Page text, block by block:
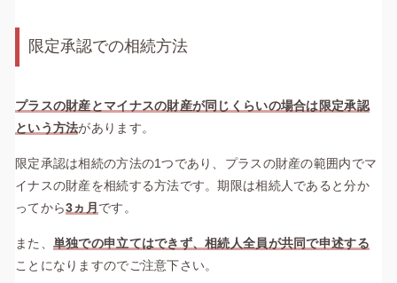
限定承認での相続方法
プラスの財産とマイナスの財産が同じくらいの場合は限定承認
という方法があります。
限定承認は相続の方法の1つであり、プラスの財産の範囲内でマ
イナスの財産を相続する方法です。期限は相続人であると分か
ってから3ヵ月 です。
また、 単独での申立てはできず、相続人全員が共同で申述する
ことになりますのでご注意下さい。